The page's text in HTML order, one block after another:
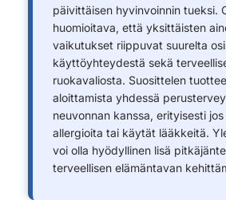
päivittäisen hyvinvoinnin tueksi.
huomioitava, että yksittäisten
vaikutukset riippuvat suurelta
käyttöyhteydestä sekä
ruokavaliosta. Suosittelen
aloittamista yhdessä
neuvonnan kanssa, erityisesti jos
allergioita tai käytät lääkkeitä.
voi olla hyödyllinen lisä
terveellisen elämäntavan